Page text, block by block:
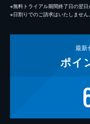
※無料トライアル期間終了日の翌日
※日割りでのご請求はいたしません。
最新
ポイ